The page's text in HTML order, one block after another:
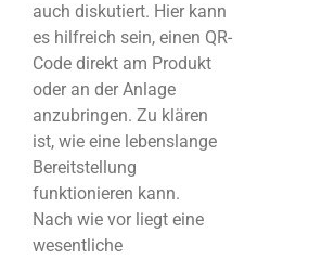
auch diskutiert. Hier kann
es hilfreich sein, einen QR-
Code direkt am Produkt
oder an der Anlage
anzubringen. Zu klären
ist, wie eine lebenslange
Bereitstellung
funktionieren kann.
Nach wie vor liegt eine
wesentliche